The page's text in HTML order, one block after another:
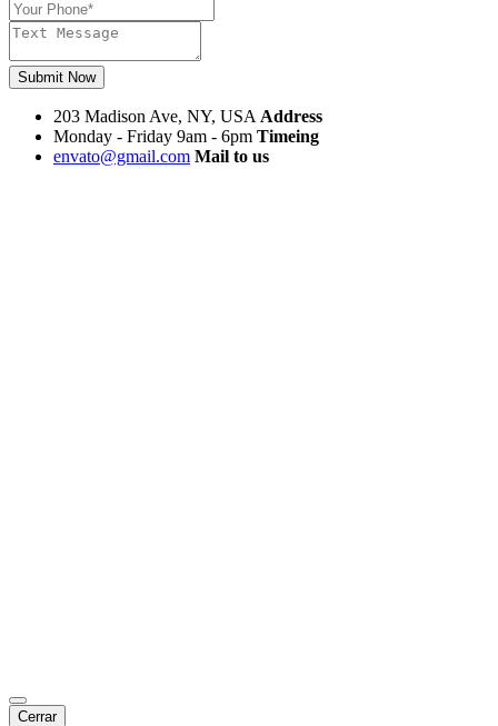
Submit Now
203 Madison Ave, NY, USA Address
Monday - Friday 9am - 6pm Timeing
envato@gmail.com Mail to us
Cerrar